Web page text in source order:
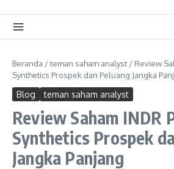
Beranda /teman saham analyst / Review
Synthetics Prospek dan Peluang Jangka
Blog teman saham analyst
Review Saham INDR
Synthetics Prospek
Jangka Panjang